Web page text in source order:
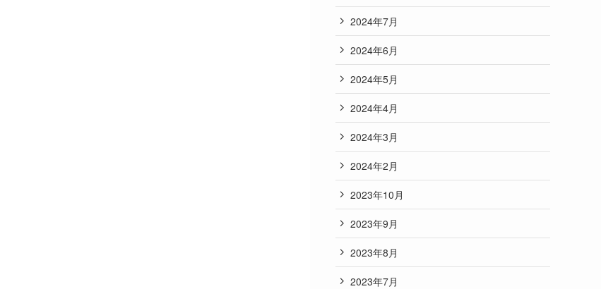
2024年7月
2024年6月
2024年5月
2024年4月
2024年3月
2024年2月
2023年10月
2023年9月
2023年8月
2023年7月